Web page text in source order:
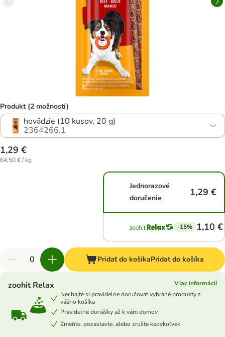
Produkt (2 možností)
hovädzie (10 kusov, 20 g)
2364266.1
1,29 €
64,50 € / kg
Jednorazové
doručenie
1,29 €
-15% 1,10 €
Pridať do košíkaPridať do košíka
zoohit Relax
Viac informácií
Nechajte si pravidelne doručovať vybrané produkty z
vášho košíka
Pravidelné donášky až k vám domov
Zmeňte, pozastavte, alebo zrušte kedykoľvek